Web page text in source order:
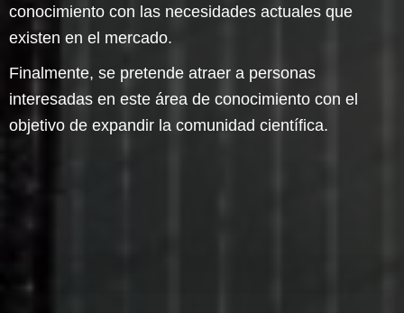
conocimiento con las necesidades actuales que
existen en el mercado.
Finalmente, se pretende atraer a personas
interesadas en este área de conocimiento con el
objetivo de expandir la comunidad científica.